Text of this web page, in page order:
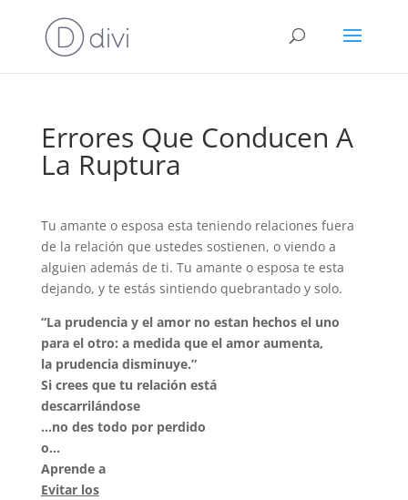
Errores Que Conducen A
La Ruptura
Tu amante o esposa esta teniendo relaciones fuera
de la relación que ustedes sostienen, o viendo a
alguien además de ti. Tu amante o esposa te esta
dejando, y te estás sintiendo quebrantado y solo.
“La prudencia y el amor no estan hechos el uno
para el otro: a medida que el amor aumenta,
la prudencia disminuye.”
Si crees que tu relación está
descarrilándose
…no des todo por perdido
o…
Aprende a
Evitar los